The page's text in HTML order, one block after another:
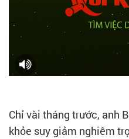
Chỉ vài tháng trước, anh
khỏe suy giảm nghiêm